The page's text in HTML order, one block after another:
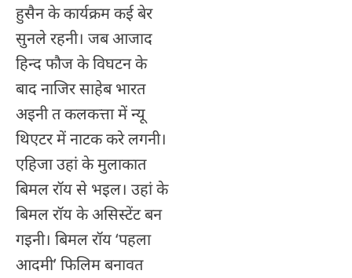
हुसैन के कार्यक्रम कई बेर
सुनले रहनी। जब आजाद
हिन्द फौज के विघटन के
बाद नाजिर साहेब भारत
अइनी त कलकत्ता में न्यू
थिएटर में नाटक करे लगनी।
एहिजा उहां के मुलाकात
बिमल राॅय से भइल। उहां के
बिमल राॅय के असिस्टेंट बन
गइनी। बिमल राॅय ‘पहला
आदमी’ फिलिम बनावत